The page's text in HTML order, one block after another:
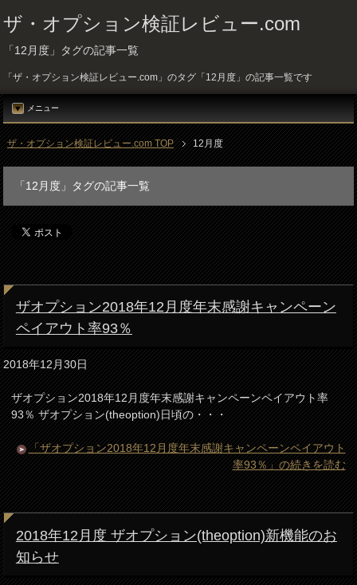
ザ・オプション検証レビュー.com
「12月度」タグの記事一覧
「ザ・オプション検証レビュー.com」のタグ「12月度」の記事一覧です
メニュー
ザ・オプション検証レビュー.com TOP 12月度
「12月度」タグの記事一覧
ザオプション2018年12月度年末感謝キャンペーン
ペイアウト率93％
2018年12月30日
ザオプション2018年12月度年末感謝キャンペーンペイアウト率
93％ ザオプション(theoption)日頃の・・・
「ザオプション2018年12月度年末感謝キャンペーンペイアウト
率93％」の続きを読む
2018年12月度 ザオプション(theoption)新機能のお
知らせ